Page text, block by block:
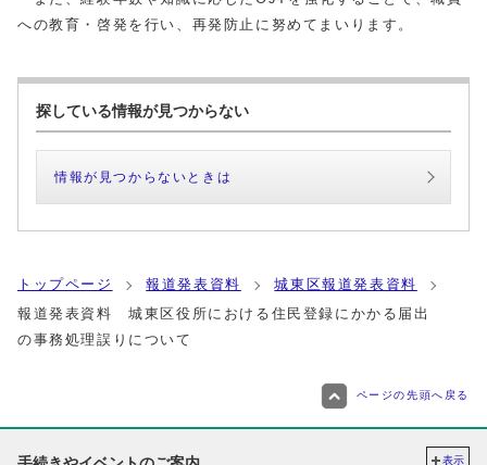
への教育・啓発を行い、再発防止に努めてまいります。
探している情報が見つからない
情報が見つからないときは
トップページ 報道発表資料
城東区報道発表資料
報道発表資料 城東区役所における住民登録にかかる届出
の事務処理誤りについて
ページの先頭へ戻る
表示